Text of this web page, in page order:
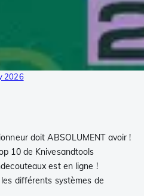
doit ABSOLUMENT avoir !
10 de Knivesandtools
est en ligne !
différents systèmes de
2026